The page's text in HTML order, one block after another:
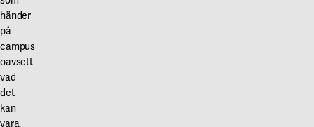
händer
på
campus
oavsett
vad
det
kan
vara.